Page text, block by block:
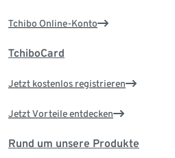
Tchibo Online-Konto
TchiboCard
Jetzt kostenlos registrieren
Jetzt Vorteile entdecken
Rund um unsere Produkte